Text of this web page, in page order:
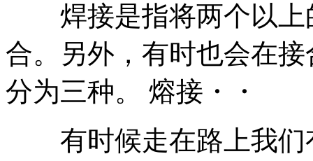
焊接是指将两个以上
合。另外，有时也会在
分为三种。 熔接・・
有时候走在路上我们